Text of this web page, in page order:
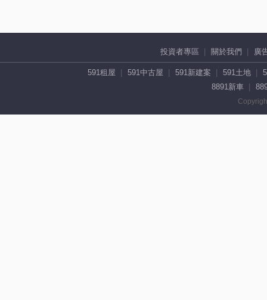
投資者專區 關於我們 廣
591租屋 591中古屋 591新建案 591土地
8891新車